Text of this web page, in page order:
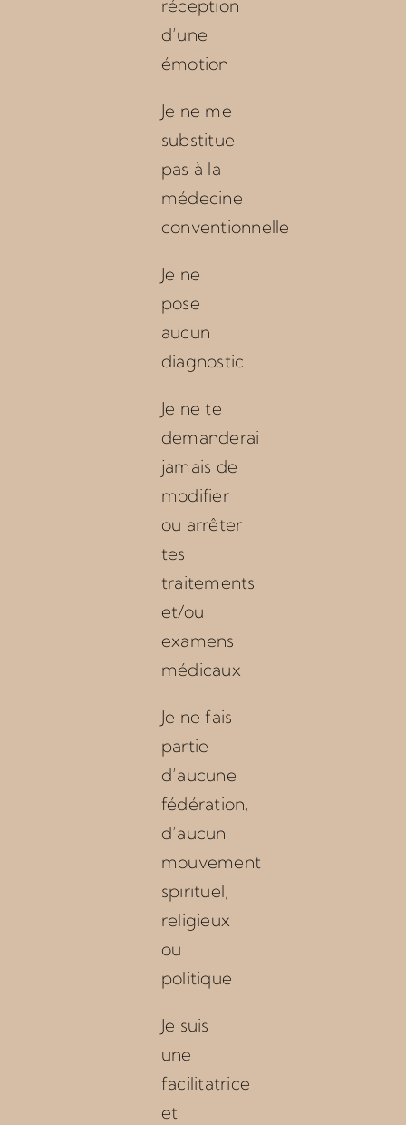
réception
d’une
émotion
Je ne me
substitue
pas à la
médecine
conventionnelle
Je ne
pose
aucun
diagnostic
Je ne te
demanderai
jamais de
modifier
ou arrêter
tes
traitements
et/ou
examens
médicaux
Je ne fais
partie
d’aucune
fédération,
d’aucun
mouvement
spirituel,
religieux
ou
politique
Je suis
une
facilitatrice
et